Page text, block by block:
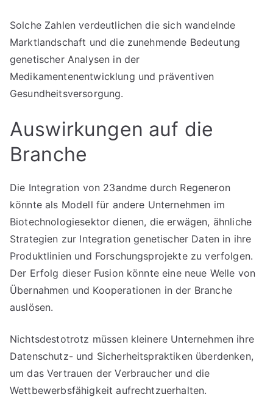
Solche Zahlen verdeutlichen die sich wandelnde
Marktlandschaft und die zunehmende Bedeutung
genetischer Analysen in der
Medikamentenentwicklung und präventiven
Gesundheitsversorgung.
Auswirkungen auf die
Branche
Die Integration von 23andme durch Regeneron
könnte als Modell für andere Unternehmen im
Biotechnologiesektor dienen, die erwägen, ähnliche
Strategien zur Integration genetischer Daten in ihre
Produktlinien und Forschungsprojekte zu verfolgen.
Der Erfolg dieser Fusion könnte eine neue Welle von
Übernahmen und Kooperationen in der Branche
auslösen.
Nichtsdestotrotz müssen kleinere Unternehmen ihre
Datenschutz- und Sicherheitspraktiken überdenken,
um das Vertrauen der Verbraucher und die
Wettbewerbsfähigkeit aufrechtzuerhalten.